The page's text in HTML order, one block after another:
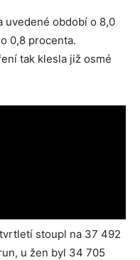
uvedené období o 8,0
0,8 procenta.
tak klesla již osmé
stoupl na 37 492
u žen byl 34 705